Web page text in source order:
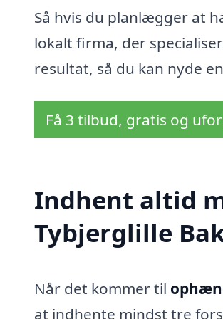
Så hvis du planlægger at
lokalt firma, der
resultat, så du kan nyde
Få 3 tilbud, gratis og
Indhent altid
Tybjerglille
Når det kommer til
at indhente mindst tre